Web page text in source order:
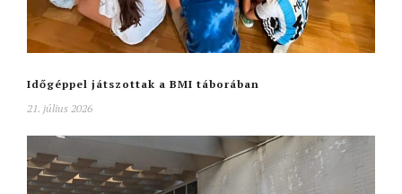
Időgéppel játszottak a BMI táborában
21. július 2026